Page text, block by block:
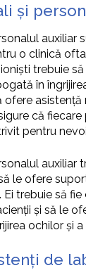
și
auxiliar
o clinică
trebuie
în
ofere
că
pentru
auxiliar
le ofere
trebuie să fie
și să le
ochilor și a
de